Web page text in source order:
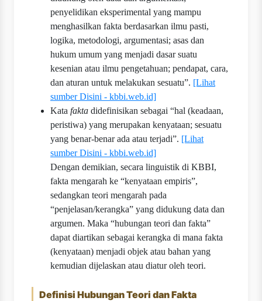
penyelidikan eksperimental yang mampu
menghasilkan fakta berdasarkan ilmu pasti,
logika, metodologi, argumentasi; asas dan
hukum umum yang menjadi dasar suatu
kesenian atau ilmu pengetahuan; pendapat, cara,
dan aturan untuk melakukan sesuatu”. [Lihat
sumber Disini - kbbi.web.id]
Kata fakta didefinisikan sebagai “hal (keadaan,
peristiwa) yang merupakan kenyataan; sesuatu
yang benar-benar ada atau terjadi”. [Lihat
sumber Disini - kbbi.web.id]
Dengan demikian, secara linguistik di KBBI,
fakta mengarah ke “kenyataan empiris”,
sedangkan teori mengarah pada
“penjelasan/kerangka” yang didukung data dan
argumen. Maka “hubungan teori dan fakta”
dapat diartikan sebagai kerangka di mana fakta
(kenyataan) menjadi objek atau bahan yang
kemudian dijelaskan atau diatur oleh teori.
Definisi Hubungan Teori dan Fakta